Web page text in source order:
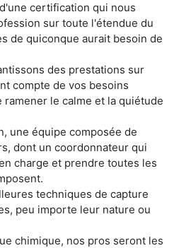
certification qui nous
sur toute l'étendue du
de quiconque aurait besoin de
des prestations sur
compte de vos besoins
le calme et la quiétude
une équipe composée de
dont un coordonnateur qui
charge et prendre toutes les
techniques de capture
peu importe leur nature ou
chimique, nos pros seront les